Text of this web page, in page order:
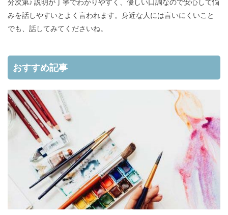
分次第♪ 説明が丁寧でわかりやすく、優しい口調なので安心して悩
みを話しやすいとよく言われます。身近な人には言いにくいこと
でも、話してみてくださいね。
おすすめ記事